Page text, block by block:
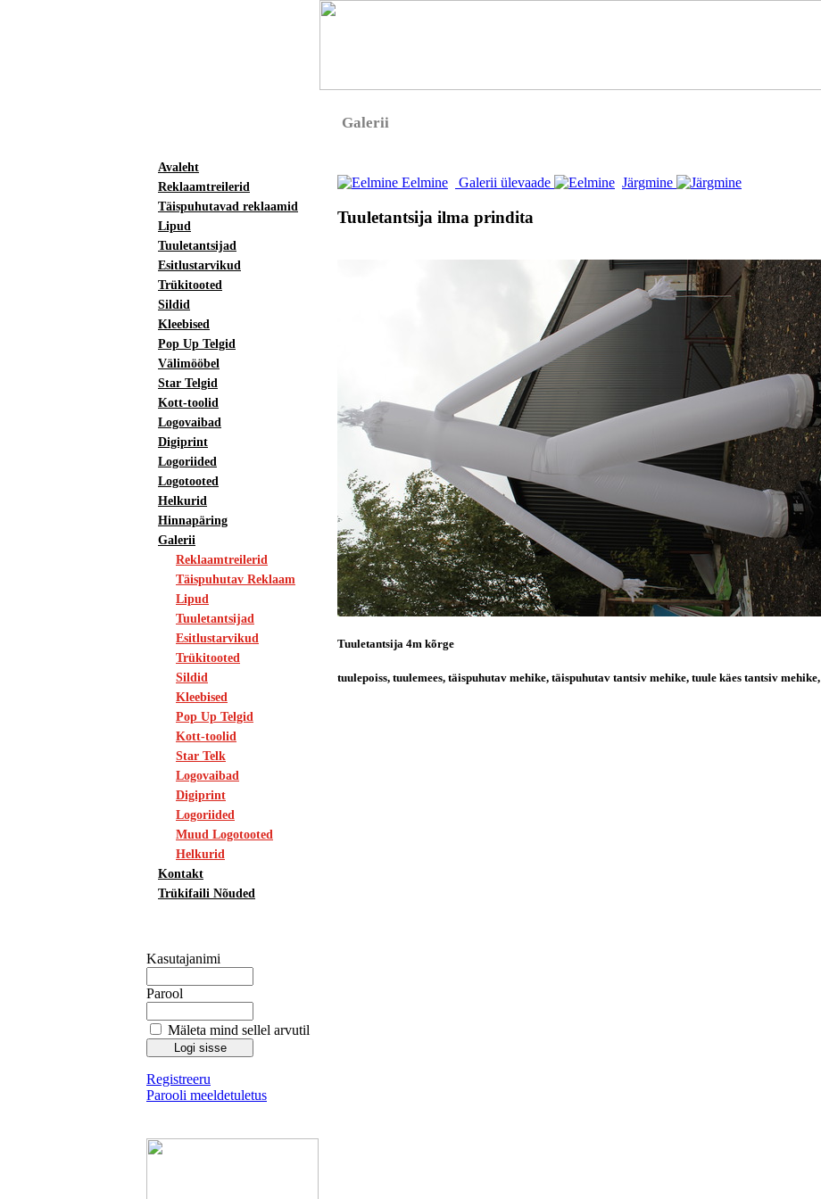
Galerii
Avaleht
Reklaamtreilerid
Täispuhutavad reklaamid
Lipud
Tuuletantsijad
Esitlustarvikud
Trükitooted
Sildid
Kleebised
Pop Up Telgid
Välimööbel
Star Telgid
Kott-toolid
Logovaibad
Digiprint
Logoriided
Logotooted
Helkurid
Hinnapäring
Galerii
Reklaamtreilerid
Täispuhutav Reklaam
Lipud
Tuuletantsijad
Esitlustarvikud
Trükitooted
Sildid
Kleebised
Pop Up Telgid
Kott-toolid
Star Telk
Logovaibad
Digiprint
Logoriided
Muud Logotooted
Helkurid
Kontakt
Trükifaili Nõuded
Kasutajanimi
Parool
Mäleta mind sellel arvutil
Registreeru
Parooli meeldetuletus
Eelmine Galerii ülevaade Järgmine
Tuuletantsija ilma prindita
Tuuletantsija 4m kõrge
tuulepoiss, tuulemees, täispuhutav mehike, täispuhutav tantsiv mehike, tuule käes tantsiv mehike,